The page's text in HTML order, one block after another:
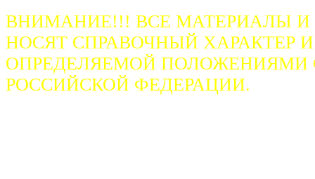
ВНИМАНИЕ!!! ВСЕ МАТЕРИАЛЫ
НОСЯТ СПРАВОЧНЫЙ ХАРАКТЕР
ОПРЕДЕЛЯЕМОЙ ПОЛОЖЕНИЯМИ
РОССИЙСКОЙ ФЕДЕРАЦИИ.